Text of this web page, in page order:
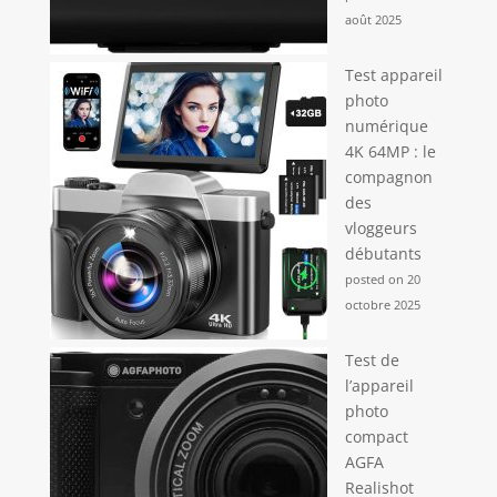
les images les plus
instables seront
incroyablement
fluides. Ce qui est
inclus: Caméra
HERO12 Black,
Batterie Enduro,
Fixation adhésive
incurvée, Boucle de
fixation et vis
moletée, Câble
USB-C
août 2025
Test appareil
photo
numérique
4K 64MP : le
compagnon
des
vloggeurs
débutants
posted on 20
octobre 2025
Test de
l’appareil
photo
compact
AGFA
Realishot